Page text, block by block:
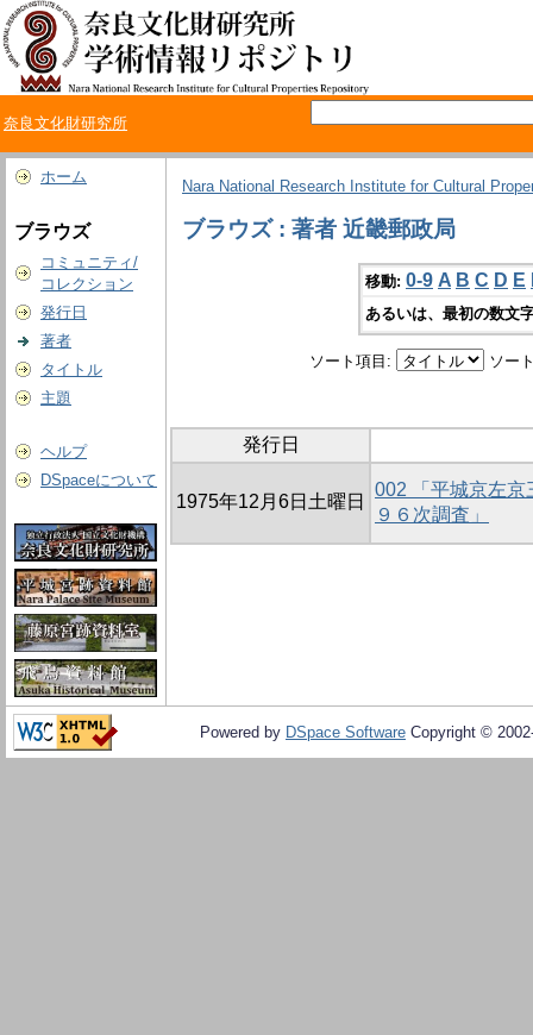
奈良文化財研究所
ホーム
ブラウズ
コミュニティ/
コレクション
発行日
著者
タイトル
主題
ヘルプ
DSpaceについて
Nara National Research Institute for Cultural
ブラウズ : 著者 近畿郵政局
移動: 0-9 A B C D E
あるいは、最初の数文
ソート項目: ソー
発行日
1975年12月6日土曜日
002 「平城京左
９６次調査」
Powered by DSpace Software Copyright ©